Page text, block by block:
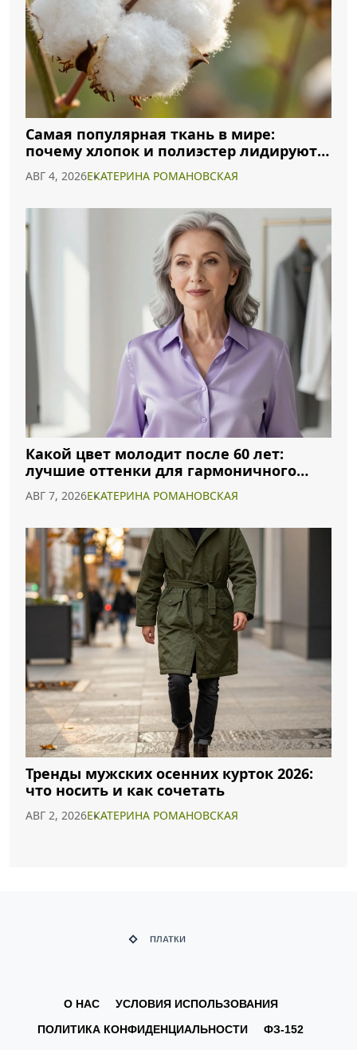
Самая популярная ткань в мире:
почему хлопок и полиэстер лидируют в
АВГ 4, 2026ЕКАТЕРИНА РОМАНОВСКАЯ
Какой цвет молодит после 60 лет:
лучшие оттенки для гармоничного
АВГ 7, 2026ЕКАТЕРИНА РОМАНОВСКАЯ
Тренды мужских осенних курток 2026:
что носить и как сочетать
АВГ 2, 2026ЕКАТЕРИНА РОМАНОВСКАЯ
О НАС
УСЛОВИЯ ИСПОЛЬЗОВАНИЯ
ПОЛИТИКА КОНФИДЕНЦИАЛЬНОСТИ
ФЗ-152